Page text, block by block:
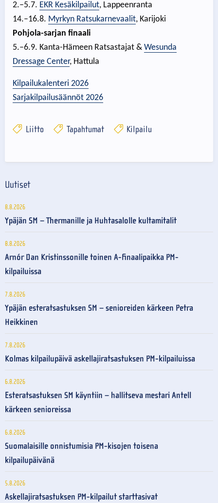
2.–5.7. EKR Kesäkilpailut, Lappeenranta
14.–16.8. Myrkyn Ratsukarnevaalit, Karijoki
Pohjola-sarjan finaali
5.–6.9. Kanta-Hämeen Ratsastajat & Wesunda
Dressage Center, Hattula
Kilpailukalenteri 2026
Sarjakilpailusäännöt 2026
Liitto Tapahtumat Kilpailu
Uutiset
8.8.2026
Ypäjän SM – Thermanille ja Huhtasalolle kultamitalit
8.8.2026
Arnór Dan Kristinssonille toinen A-finaalipaikka PM-
kilpailuissa
7.8.2026
Ypäjän esteratsastuksen SM – senioreiden kärkeen Petra
Heikkinen
7.8.2026
Kolmas kilpailupäivä askellajiratsastuksen PM-kilpailuissa
6.8.2026
Esteratsastuksen SM käyntiin – hallitseva mestari Antell
kärkeen senioreissa
6.8.2026
Suomalaisille onnistumisia PM-kisojen toisena
kilpailupäivänä
5.8.2026
Askellajiratsastuksen PM-kilpailut starttasivat